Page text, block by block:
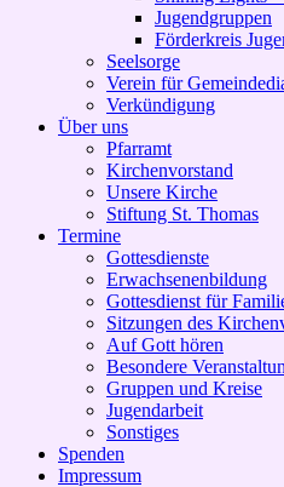
Jugendgruppen
Förderkreis
Seelsorge
Verein für
Verkündigung
Über uns
Pfarramt
Kirchenvorstand
Unsere Kirche
Stiftung St. Thomas
Termine
Gottesdienste
Erwachsenenbildung
Gottesdienst für
Sitzungen des
Auf Gott hören
Besondere
Gruppen und Kreise
Jugendarbeit
Sonstiges
Spenden
Impressum